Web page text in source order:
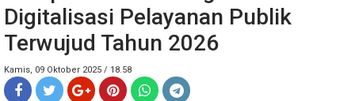
Digitalisasi Pelayanan Publik
Terwujud Tahun 2026
Kamis, 09 Oktober 2025 / 18.58